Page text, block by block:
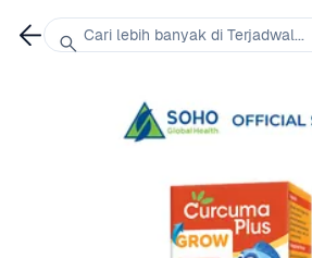
Cari lebih banyak di Terjadwal...